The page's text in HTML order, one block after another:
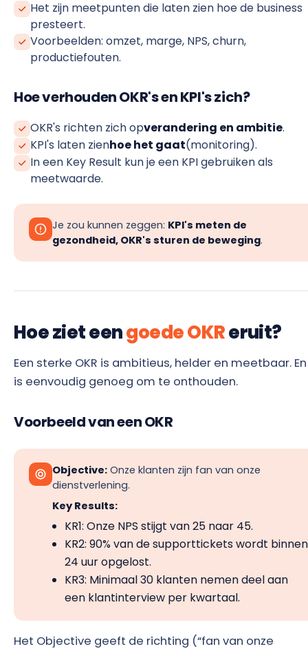
Het zijn meetpunten die laten zien hoe de business
presteert.
Voorbeelden: omzet, marge, NPS, churn,
productiefouten.
Hoe verhouden OKR's en KPI's zich?
OKR's richten zich opverandering en ambitie.
KPI's laten zienhoe het gaat(monitoring).
In een Key Result kun je een KPI gebruiken als
meetwaarde.
Je zou kunnen zeggen: KPI's meten de
gezondheid, OKR's sturen de beweging.
Hoe ziet eengoede OKReruit?
Een sterke OKR is ambitieus, helder en meetbaar.
is eenvoudig genoeg om te onthouden.
Voorbeeld van een OKR
Objective: Onze klanten zijn fan van onze
dienstverlening.
Key Results:
KR1: Onze NPS stijgt van 25 naar 45.
KR2: 90% van de supporttickets wordt binnen
24 uur opgelost.
KR3: Minimaal 30 klanten nemen deel aan
een klantinterview per kwartaal.
Het Objective geeft de richting (“fan van onze